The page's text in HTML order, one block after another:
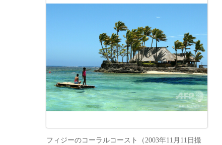
フィジーのコーラルコースト（2003年11月11日撮